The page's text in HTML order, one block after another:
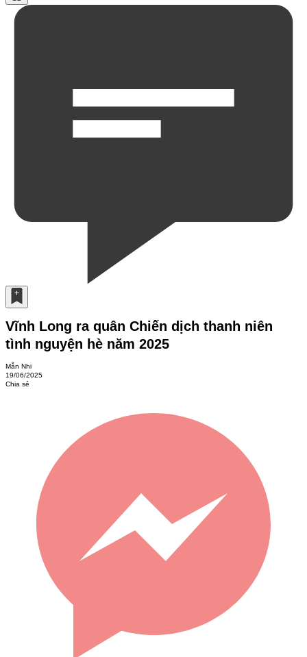
Vĩnh Long ra quân Chiến dịch thanh niên
tình nguyện hè năm 2025
Mẫn Nhi
19/06/2025
Chia sẻ